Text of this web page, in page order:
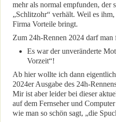
mehr als normal empfunden, der
„Schlitzohr“ verhält. Weil es ihm,
Firma Vorteile bringt.
Zum 24h-Rennen 2024 darf man
Es war der unveränderte
Vorzeit“!
Ab hier wollte ich dann
2024er Ausgabe des 24h-
Mir ist aber leider bei dieser
auf dem Fernseher und
wie man so schön sagt, „die